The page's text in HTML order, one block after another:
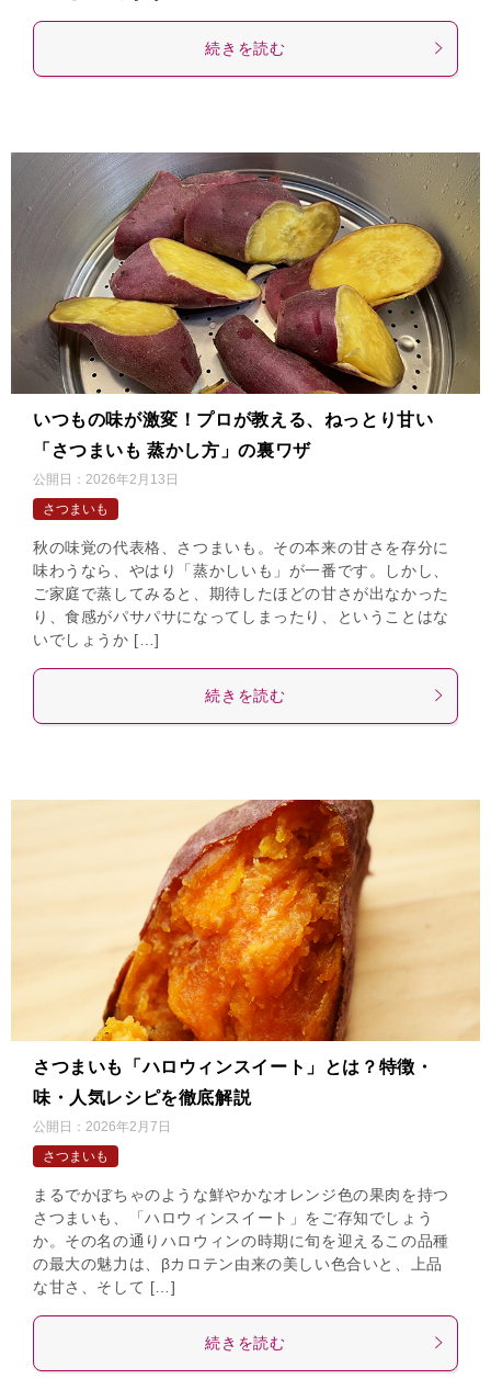
続きを読む
いつもの味が激変！プロが教える、ねっとり甘い
「さつまいも 蒸かし方」の裏ワザ
公開日： 2026年2月13日
さつまいも
秋の味覚の代表格、さつまいも。その本来の甘さを存分に
味わうなら、やはり「蒸かしいも」が一番です。しかし、
ご家庭で蒸してみると、期待したほどの甘さが出なかった
り、食感がパサパサになってしまったり、ということはな
いでしょうか […]
続きを読む
さつまいも「ハロウィンスイート」とは？特徴・
味・人気レシピを徹底解説
公開日： 2026年2月7日
さつまいも
まるでかぼちゃのような鮮やかなオレンジ色の果肉を持つ
さつまいも、「ハロウィンスイート」をご存知でしょう
か。その名の通りハロウィンの時期に旬を迎えるこの品種
の最大の魅力は、βカロテン由来の美しい色合いと、上品
な甘さ、そして […]
続きを読む